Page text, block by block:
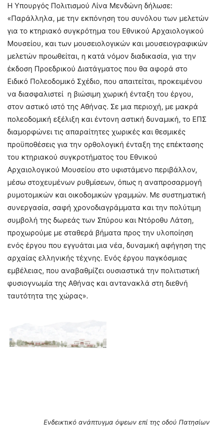
Η Υπουργός Πολιτισμού Λίνα Μενδώνη δήλωσε:
«Παράλληλα, με την εκπόνηση του συνόλου των μελετών
για το κτηριακό συγκρότημα του Εθνικού Αρχαιολογικού
Μουσείου, και των μουσειολογικών και μουσειογραφικών
μελετών προωθείται, η κατά νόμον διαδικασία, για την
έκδοση Προεδρικού Διατάγματος που θα αφορά στο
Ειδικό Πολεοδομικό Σχέδιο, που απαιτείται, προκειμένου
να διασφαλιστεί η βιώσιμη χωρική ένταξη του έργου,
στον αστικό ιστό της Αθήνας. Σε μια περιοχή, με μακρά
πολεοδομική εξέλιξη και έντονη αστική δυναμική, το ΕΠΣ
διαμορφώνει τις απαραίτητες χωρικές και θεσμικές
προϋποθέσεις για την ορθολογική ένταξη της επέκτασης
του κτηριακού συγκροτήματος του Εθνικού
Αρχαιολογικού Μουσείου στο υφιστάμενο περιβάλλον,
μέσω στοχευμένων ρυθμίσεων, όπως η αναπροσαρμογή
ρυμοτομικών και οικοδομικών γραμμών. Με συστηματική
συνεργασία, σαφή χρονοδιαγράμματα και την πολύτιμη
συμβολή της δωρεάς των Σπύρου και Ντόροθυ Λάτση,
προχωρούμε με σταθερά βήματα προς την υλοποίηση
ενός έργου που εγγυάται μια νέα, δυναμική αφήγηση της
αρχαίας ελληνικής τέχνης. Ενός έργου παγκόσμιας
εμβέλειας, που αναβαθμίζει ουσιαστικά την πολιτιστική
φυσιογνωμία της Αθήνας και αντανακλά στη διεθνή
ταυτότητα της χώρας».
Ενδεικτικό ανάπτυγμα όψεων επί της οδού Πατησίων